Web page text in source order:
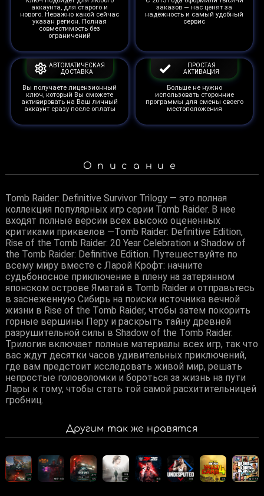
аккаунта, для старого и
нового. Неважно какой сейчас
указан регион. Полная
совместимость без
ограничений
заказов — нас ценят за
надёжность и самый удобный
сервис
АВТОМАТИЧЕСКАЯ
ДОСТАВКА
Вы получаете лицензионный
ключ, который Вы сможете
активировать на Ваш личный
аккаунт сразу после оплаты
ПРОСТАЯ
АКТИВАЦИЯ
Больше не нужно
использовать сторонние
программы для смены своего
местоположения
Описание
Tomb Raider: Definitive Survivor Trilogy — это полная
коллекция популярных игр серии Tomb Raider. В нее
входят полные версии всех высоко оцененных
критиками приквелов —Tomb Raider: Definitive Edition,
Rise of the Tomb Raider: 20 Year Celebration и Shadow of
the Tomb Raider: Definitive Edition. Путешествуйте по
всему миру вместе с Ларой Крофт: начните
судьбоносное приключение в плену на затерянном
японском острове Яматай в Tomb Raider и отправьтесь
в заснеженную Сибирь на поиски источника вечной
жизни в Rise of the Tomb Raider, чтобы затем покорить
горные вершины Перу и раскрыть тайну древней
разрушительной силы в Shadow of the Tomb Raider.
Трилогия включает полные материалы всех игр, так что
вас ждут десятки часов удивительных приключений,
где вам предстоит исследовать живой мир, решать
непростые головоломки и бороться за жизнь на пути
Лары к тому, чтобы стать той самой расхитительницей
гробниц.
Другим так же нравятся